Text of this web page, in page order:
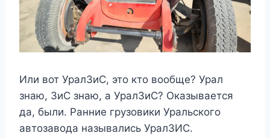
Или вот УралЗиС, это кто вообще? Урал
знаю, ЗиС знаю, а УралЗиС? Оказывается
да, были. Ранние грузовики Уральского
автозавода назывались УралЗИС.